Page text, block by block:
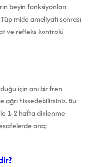
beyin fonksiyonları
mide ameliyatı sonrası
ve refleks kontrolü
için ani bir fren
hissedebilirsiniz. Bu
1-2 hafta dinlenme
araç